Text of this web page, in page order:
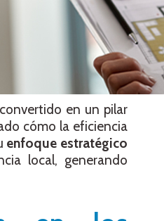
en un pilar
cómo la eficiencia
enfoque estratégico
local, generando